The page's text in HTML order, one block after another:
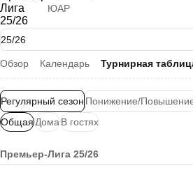
ЮАР
Обзор Календарь Турнирная
Регулярный сезон Понижение/
ОбщаяДома В гостях
Премьер-Лига 25/26